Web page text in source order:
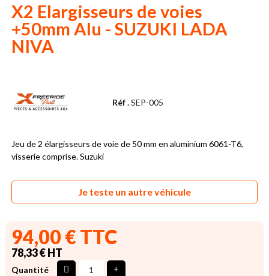
X2 Elargisseurs de voies
+50mm Alu - SUZUKI LADA
NIVA
Réf .SEP-005
Jeu de 2 élargisseurs de voie de 50 mm en aluminium 6061-T6,
visserie comprise. Suzuki
Je teste un autre véhicule
94,00 € TTC
78,33 € HT
Quantité